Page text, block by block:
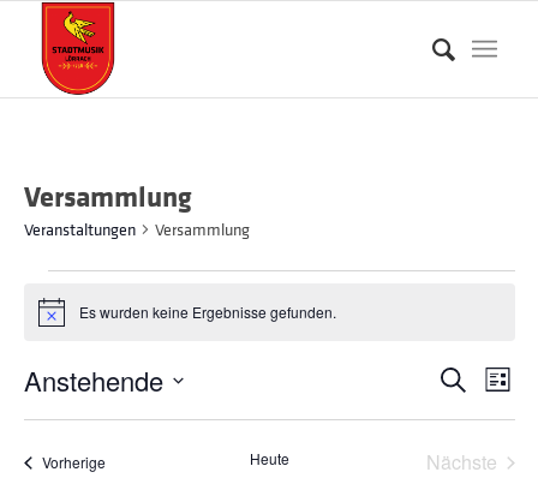
Versammlung
Veranstaltungen Versammlung
Veranstaltungen
HinweisEs wurden keine Ergebnisse gefunden.
Suche
und
Suche Liste
Anstehende
VorherigeVeranstaltungen Heute
Nächste